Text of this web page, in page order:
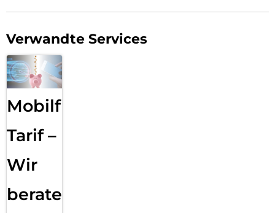
Verwandte Services
Mobilfunk
Tarif –
Wir
beraten